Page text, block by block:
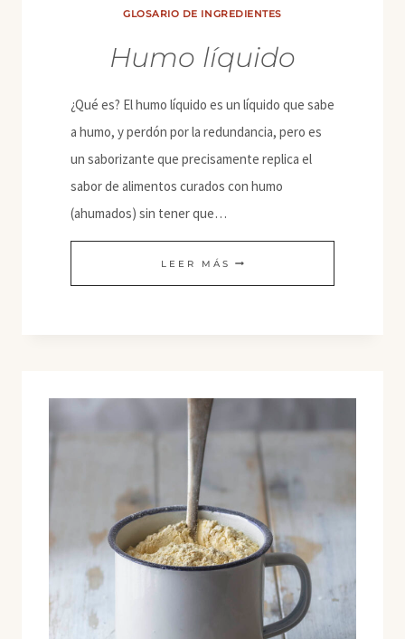
GLOSARIO DE INGREDIENTES
Humo líquido
¿Qué es? El humo líquido es un líquido que sabe
a humo, y perdón por la redundancia, pero es
un saborizante que precisamente replica el
sabor de alimentos curados con humo
(ahumados) sin tener que…
LEER MÁS HUMO
LÍQUIDO